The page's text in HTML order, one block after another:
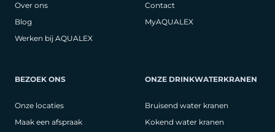
Over ons
Blog
Werken bij AQUALEX
Contact
MyAQUALEX
BEZOEK ONS
Onze locaties
Maak een afspraak
ONZE DRINKWATERKRANEN
Bruisend water kranen
Kokend water kranen